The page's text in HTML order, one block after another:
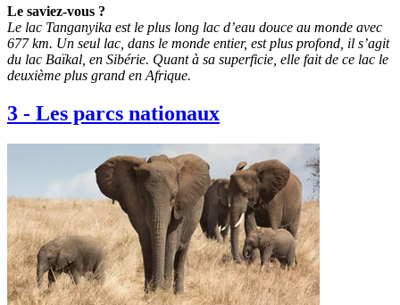
Le saviez-vous ?
Le lac Tanganyika est le plus long lac d’eau douce au monde avec
677 km. Un seul lac, dans le monde entier, est plus profond, il s’agit
du lac Baïkal, en Sibérie. Quant à sa superficie, elle fait de ce lac le
deuxième plus grand en Afrique.
3 - Les parcs nationaux